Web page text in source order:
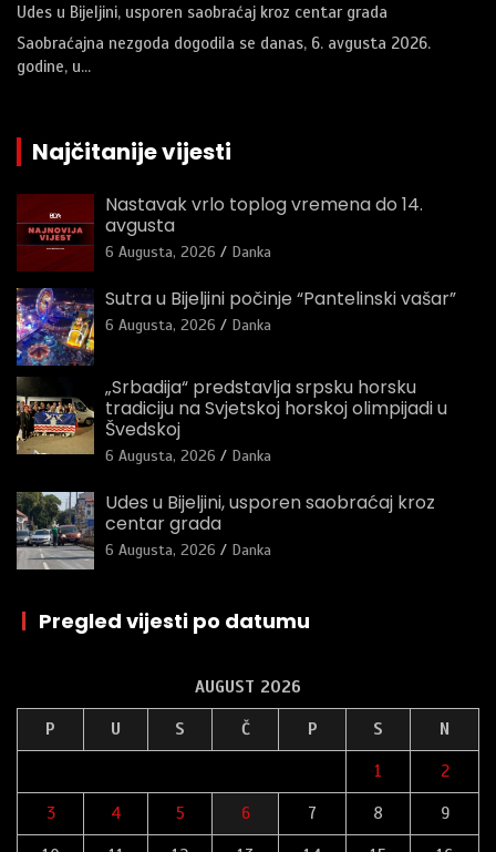
Udes u Bijeljini, usporen saobraćaj kroz centar grada
Saobraćajna nezgoda dogodila se danas, 6. avgusta 2026.
godine, u…
Najčitanije vijesti
Nastavak vrlo toplog vremena do 14.
avgusta
6 Augusta, 2026 Danka
Sutra u Bijeljini počinje “Pantelinski vašar”
6 Augusta, 2026 Danka
„Srbadija“ predstavlja srpsku horsku
tradiciju na Svjetskoj horskoj olimpijadi u
Švedskoj
6 Augusta, 2026 Danka
Udes u Bijeljini, usporen saobraćaj kroz
centar grada
6 Augusta, 2026 Danka
| Pregled vijesti po datumu
AUGUST 2026
P U S Č P S N
1 2
3 4 5 6 7 8 9